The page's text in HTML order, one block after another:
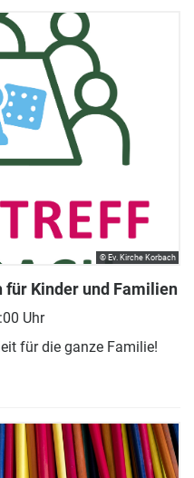
Kinder und Familien
Uhr
für die ganze Familie!
© Ev. Kirche Korbach